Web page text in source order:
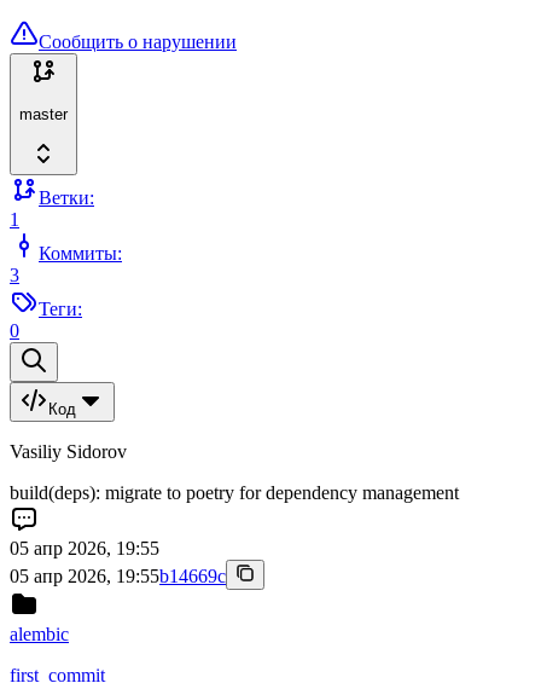
Сообщить о нарушении
master
Ветки:
1
Коммиты:
3
Теги:
0
Код
Vasiliy Sidorov
build(deps): migrate to poetry for dependency management
05 апр 2026, 19:55
05 апр 2026, 19:55b14669c
alembic
first_commit